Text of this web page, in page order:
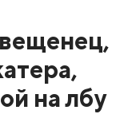
на лбу